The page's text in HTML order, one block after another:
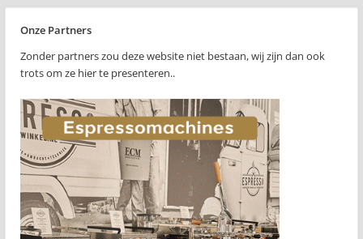
Onze Partners
Zonder partners zou deze website niet bestaan, wij zijn dan ook
trots om ze hier te presenteren..